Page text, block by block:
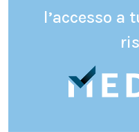
l’accesso a